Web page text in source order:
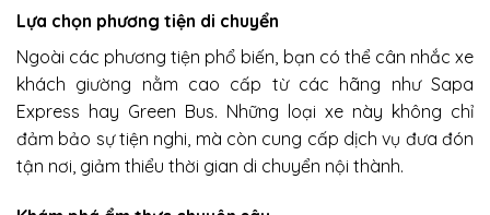
Lựa chọn phương tiện di chuyển
Ngoài các phương tiện phổ biến, bạn có thể cân nhắc xe
khách giường nằm cao cấp từ các hãng như Sapa
Express hay Green Bus. Những loại xe này không chỉ
đảm bảo sự tiện nghi, mà còn cung cấp dịch vụ đưa đón
tận nơi, giảm thiểu thời gian di chuyển nội thành.